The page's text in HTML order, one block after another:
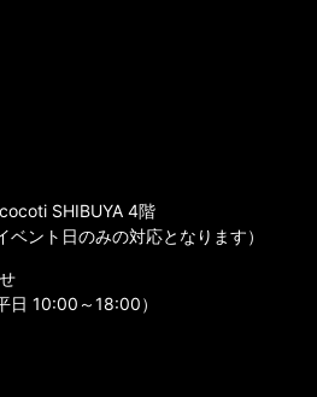
SHIBUYA 4階
ベント日のみの対応となります）
日 10:00～18:00）